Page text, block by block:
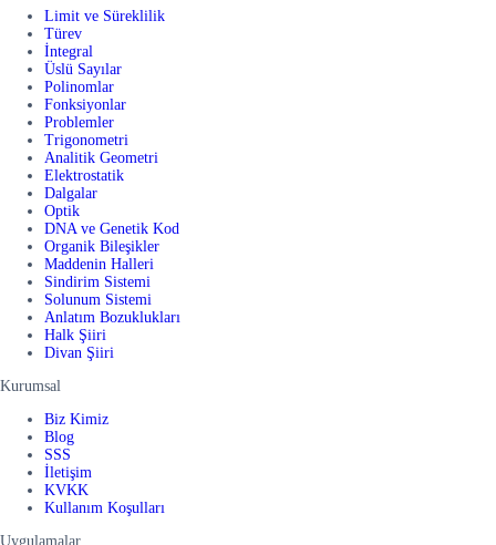
Limit ve Süreklilik
Türev
İntegral
Üslü Sayılar
Polinomlar
Fonksiyonlar
Problemler
Trigonometri
Analitik Geometri
Elektrostatik
Dalgalar
Optik
DNA ve Genetik Kod
Organik Bileşikler
Maddenin Halleri
Sindirim Sistemi
Solunum Sistemi
Anlatım Bozuklukları
Halk Şiiri
Divan Şiiri
Kurumsal
Biz Kimiz
Blog
SSS
İletişim
KVKK
Kullanım Koşulları
Uygulamalar